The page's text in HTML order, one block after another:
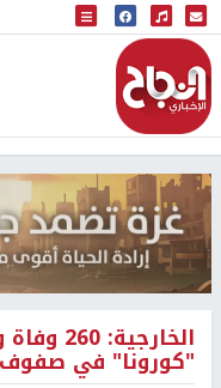
البث المباشر
إذاعة النجاح
"كورونا" في صفوف